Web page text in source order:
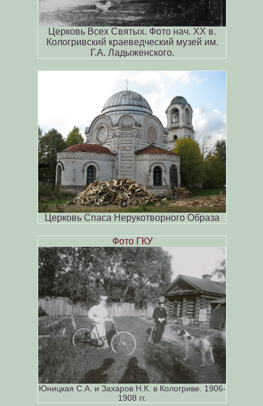
Церковь Всех Святых. Фото нач. XX в.
Кологривский краеведческий музей им.
Г.А. Ладыженского.
Церковь Спаса Нерукотворного Образа
Фото ГКУ
Юницкая С.А. и Захаров Н.К. в Кологриве. 1906-
1908 гг.